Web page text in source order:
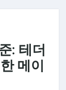
: 테더
메이